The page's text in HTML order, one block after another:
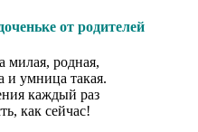
от родителей
милая, родная,
и умница такая.
каждый раз
как сейчас!